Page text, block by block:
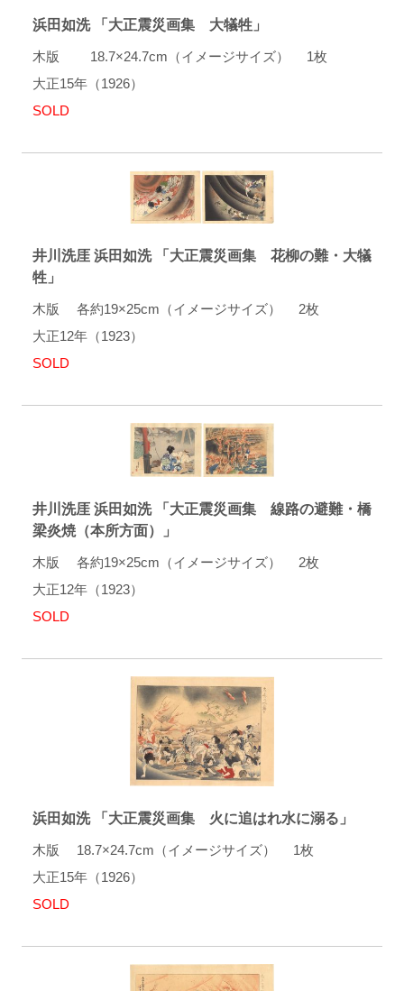
浜田如洗 「大正震災画集 大犠牲」
木版 18.7×24.7cm（イメージサイズ） 1枚
大正15年（1926）
SOLD
井川洗厓 浜田如洗 「大正震災画集 花柳の難・大犠
牲」
木版 各約19×25cm（イメージサイズ） 2枚
大正12年（1923）
SOLD
井川洗厓 浜田如洗 「大正震災画集 線路の避難・橋
梁炎焼（本所方面）」
木版 各約19×25cm（イメージサイズ） 2枚
大正12年（1923）
SOLD
浜田如洗 「大正震災画集 火に追はれ水に溺る」
木版 18.7×24.7cm（イメージサイズ） 1枚
大正15年（1926）
SOLD